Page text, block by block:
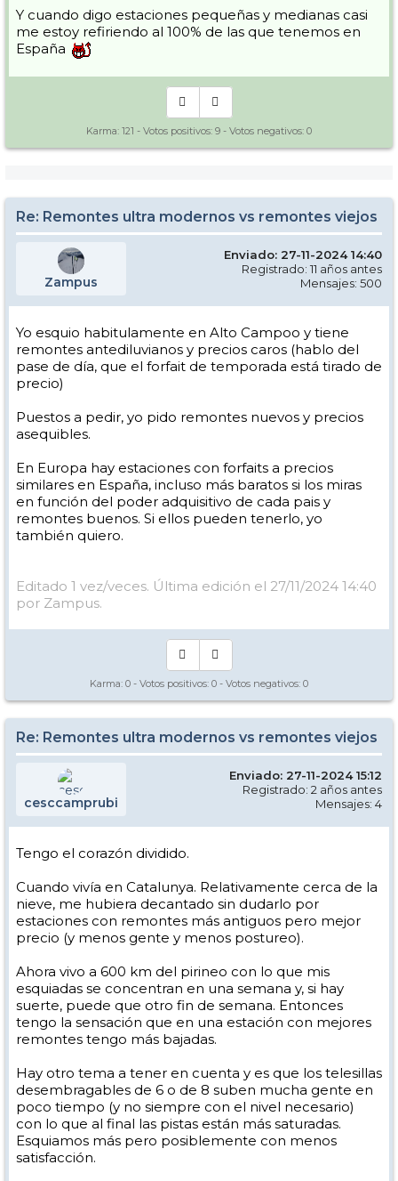
Y cuando digo estaciones pequeñas y medianas casi
me estoy refiriendo al 100% de las que tenemos en
España
Karma: 121 - Votos positivos: 9 - Votos negativos: 0
Re: Remontes ultra modernos vs remontes viejos
Zampus
Enviado: 27-11-2024 14:40
Registrado: 11 años antes
Mensajes: 500
Yo esquio habitulamente en Alto Campoo y tiene
remontes antediluvianos y precios caros (hablo del
pase de día, que el forfait de temporada está tirado de
precio)
Puestos a pedir, yo pido remontes nuevos y precios
asequibles.
En Europa hay estaciones con forfaits a precios
similares en España, incluso más baratos si los miras
en función del poder adquisitivo de cada pais y
remontes buenos. Si ellos pueden tenerlo, yo
también quiero.
Editado 1 vez/veces. Última edición el 27/11/2024 14:40
por Zampus.
Karma: 0 - Votos positivos: 0 - Votos negativos: 0
Re: Remontes ultra modernos vs remontes viejos
cesccamprubi
Enviado: 27-11-2024 15:12
Registrado: 2 años antes
Mensajes: 4
Tengo el corazón dividido.
Cuando vivía en Catalunya. Relativamente cerca de la
nieve, me hubiera decantado sin dudarlo por
estaciones con remontes más antiguos pero mejor
precio (y menos gente y menos postureo).
Ahora vivo a 600 km del pirineo con lo que mis
esquiadas se concentran en una semana y, si hay
suerte, puede que otro fin de semana. Entonces
tengo la sensación que en una estación con mejores
remontes tengo más bajadas.
Hay otro tema a tener en cuenta y es que los telesillas
desembragables de 6 o de 8 suben mucha gente en
poco tiempo (y no siempre con el nivel necesario)
con lo que al final las pistas están más saturadas.
Esquiamos más pero posiblemente con menos
satisfacción.